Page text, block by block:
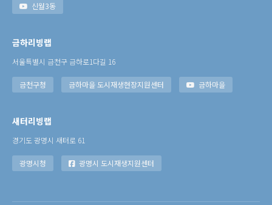
신월3동
금하리빙랩
서울특별시 금천구 금하로1다길 16
금천구청 금하마을 도시재생현장지원센터 금하마을
새터리빙랩
경기도 광명시 새터로 61
광명시청 광명시 도시재생지원센터